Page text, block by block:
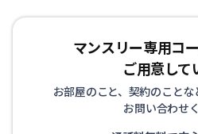
マンスリー専用コ
ご用意して
お部屋のこと、契約のこと
お問い合わせ